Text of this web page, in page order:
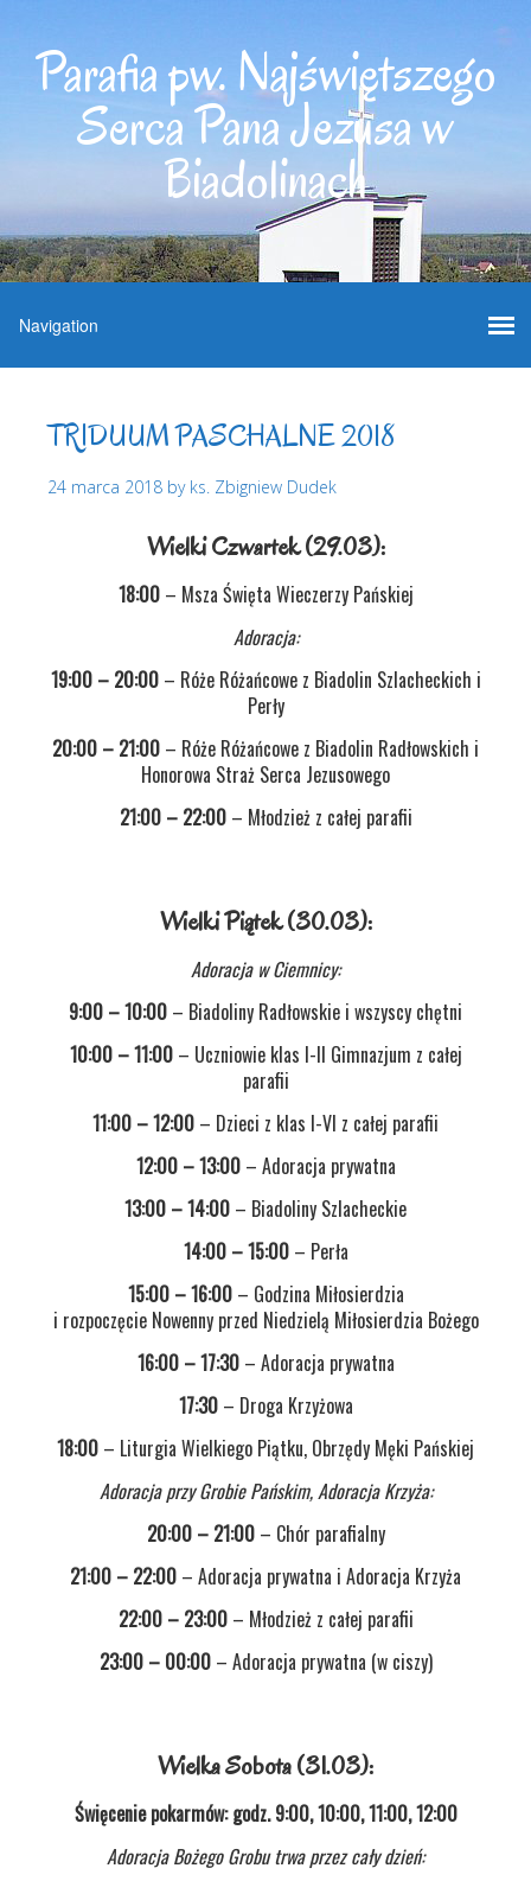
Parafia pw. Najświętszego
Serca Pana Jezusa w
Biadolinach
TRIDUUM PASCHALNE 2018
24 marca 2018 by ks. Zbigniew Dudek
Wielki Czwartek (29.03):
18:00– Msza Święta Wieczerzy Pańskiej
Adoracja:
19:00 – 20:00– Róże Różańcowe z Biadolin Szlacheckich i
Perły
20:00 – 21:00 – Róże Różańcowe z Biadolin Radłowskich i
Honorowa Straż Serca Jezusowego
21:00 – 22:00– Młodzież z całej parafii
Wielki Piątek (30.03):
Adoracja w Ciemnicy:
9:00 – 10:00 – Biadoliny Radłowskie i wszyscy chętni
10:00 – 11:00– Uczniowie klas I-II Gimnazjum z całej
parafii
11:00 – 12:00 – Dzieci z klas I-VI z całej parafii
12:00 – 13:00– Adoracja prywatna
13:00 – 14:00 – Biadoliny Szlacheckie
14:00 – 15:00– Perła
15:00 – 16:00– Godzina Miłosierdzia
i rozpoczęcie Nowenny przed Niedzielą Miłosierdzia Bożego
16:00 – 17:30– Adoracja prywatna
17:30– Droga Krzyżowa
18:00 – Liturgia Wielkiego Piątku, Obrzędy Męki Pańskiej
Adoracja przy Grobie Pańskim, Adoracja Krzyża:
20:00 – 21:00– Chór parafialny
21:00 – 22:00 – Adoracja prywatna i Adoracja Krzyża
22:00 – 23:00– Młodzież z całej parafii
23:00 – 00:00– Adoracja prywatna (w ciszy)
Wielka Sobota (31.03):
Święcenie pokarmów: godz. 9:00, 10:00, 11:00, 12:00
Adoracja Bożego Grobu trwa przez cały dzień: